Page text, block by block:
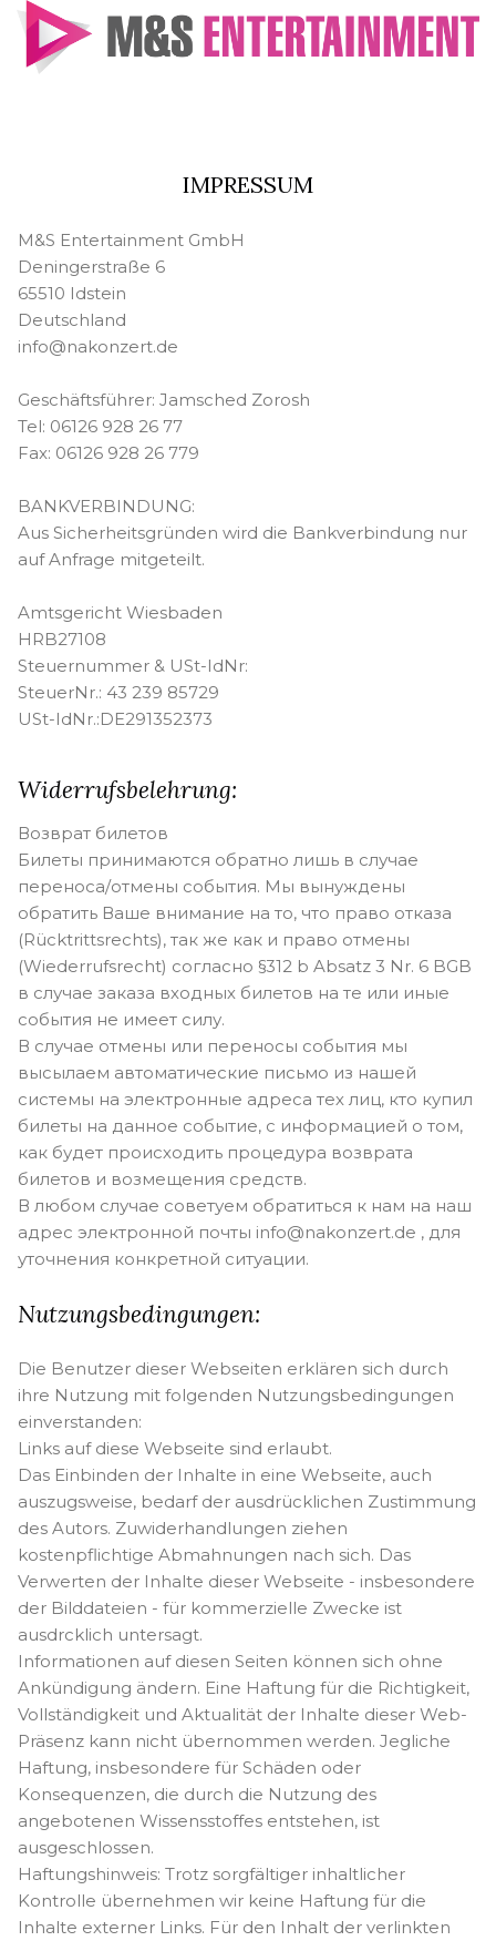
IMPRESSUM
M&S Entertainment GmbH
Deningerstraße 6
65510 Idstein
Deutschland
info@nakonzert.de
Geschäftsführer: Jamsched Zorosh
Tel: 06126 928 26 77
Fax: 06126 928 26 779
BANKVERBINDUNG:
Aus Sicherheitsgründen wird die Bankverbindung nur
auf Anfrage mitgeteilt.
Amtsgericht Wiesbaden
HRB27108
Steuernummer & USt-IdNr:
SteuerNr.: 43 239 85729
USt-IdNr.:DE291352373
Widerrufsbelehrung:
Возврат билетов
Билеты принимаются обратно лишь в случае
переноса/отмены события. Мы вынуждены
обратить Ваше внимание на то, что право отказа
(Rücktrittsrechts), так же как и право отмены
(Wiederrufsrecht) согласно §312 b Absatz 3 Nr. 6 BGB
в случае заказа входных билетов на те или иные
события не имеет силу.
В случае отмены или переносы события мы
высылаем автоматические письмо из нашей
системы на электронные адреса тех лиц, кто купил
билеты на данное событие, с информацией о том,
как будет происходить процедура возврата
билетов и возмещения средств.
В любом случае советуем обратиться к нам на наш
адрес электронной почты info@nakonzert.de , для
уточнения конкретной ситуации.
Nutzungsbedingungen:
Die Benutzer dieser Webseiten erklären sich durch
ihre Nutzung mit folgenden Nutzungsbedingungen
einverstanden:
Links auf diese Webseite sind erlaubt.
Das Einbinden der Inhalte in eine Webseite, auch
auszugsweise, bedarf der ausdrücklichen Zustimmung
des Autors. Zuwiderhandlungen ziehen
kostenpflichtige Abmahnungen nach sich. Das
Verwerten der Inhalte dieser Webseite - insbesondere
der Bilddateien - für kommerzielle Zwecke ist
ausdrcklich untersagt.
Informationen auf diesen Seiten können sich ohne
Ankündigung ändern. Eine Haftung für die Richtigkeit,
Vollständigkeit und Aktualität der Inhalte dieser Web-
Präsenz kann nicht übernommen werden. Jegliche
Haftung, insbesondere für Schäden oder
Konsequenzen, die durch die Nutzung des
angebotenen Wissensstoffes entstehen, ist
ausgeschlossen.
Haftungshinweis: Trotz sorgfältiger inhaltlicher
Kontrolle übernehmen wir keine Haftung für die
Inhalte externer Links. Für den Inhalt der verlinkten